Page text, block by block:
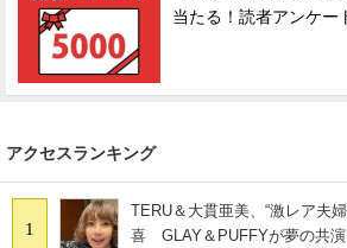
当たる！読者アンケー
アクセスランキング
1
TERU＆大貫亜美、“激レア夫
喜 GLAY＆PUFFYが夢の共